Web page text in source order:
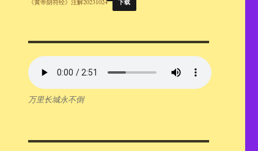
《黄帝阴符经》注解20231024
万里长城永不倒